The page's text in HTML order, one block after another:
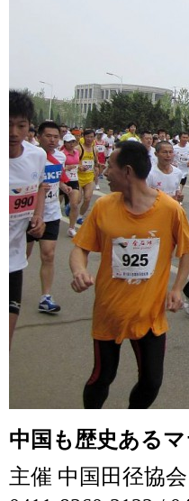
中国も歴史ある
主催 中国田径協